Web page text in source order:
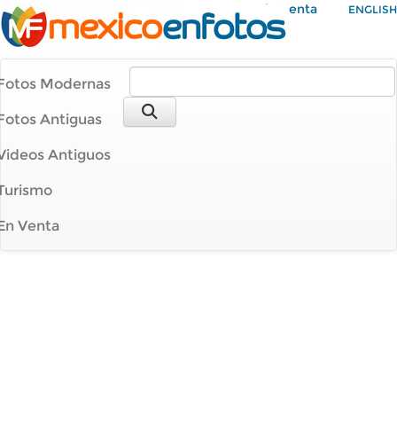
Mi Cuenta ENGLISH
Modernas
Antiguas
Antiguos
Venta